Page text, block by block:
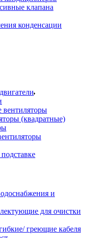
клапана
конденсации
вентиляторы
(квадратные)
и
для очистки
греющие кабеля